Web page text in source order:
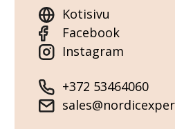
Kotisivu
Facebook
Instagram
+372 53464060